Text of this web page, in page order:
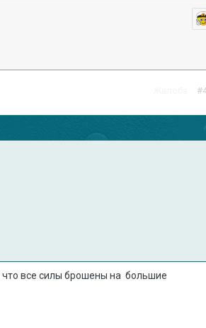
что все силы брошены на большие